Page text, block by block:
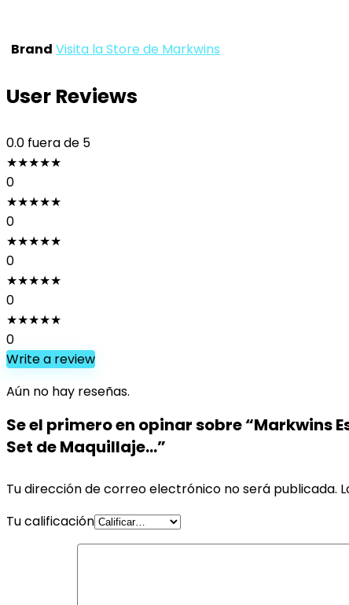
Brand Visita la Store de Markwins
User Reviews
0.0 fuera de 5
★★★★★
0
★★★★★
0
★★★★★
0
★★★★★
0
★★★★★
0
Write a review
Aún no hay reseñas.
Se el primero en opinar sobre “Markwins
Set de Maquillaje…”
Tu dirección de correo electrónico no será publicada.
Tu calificación